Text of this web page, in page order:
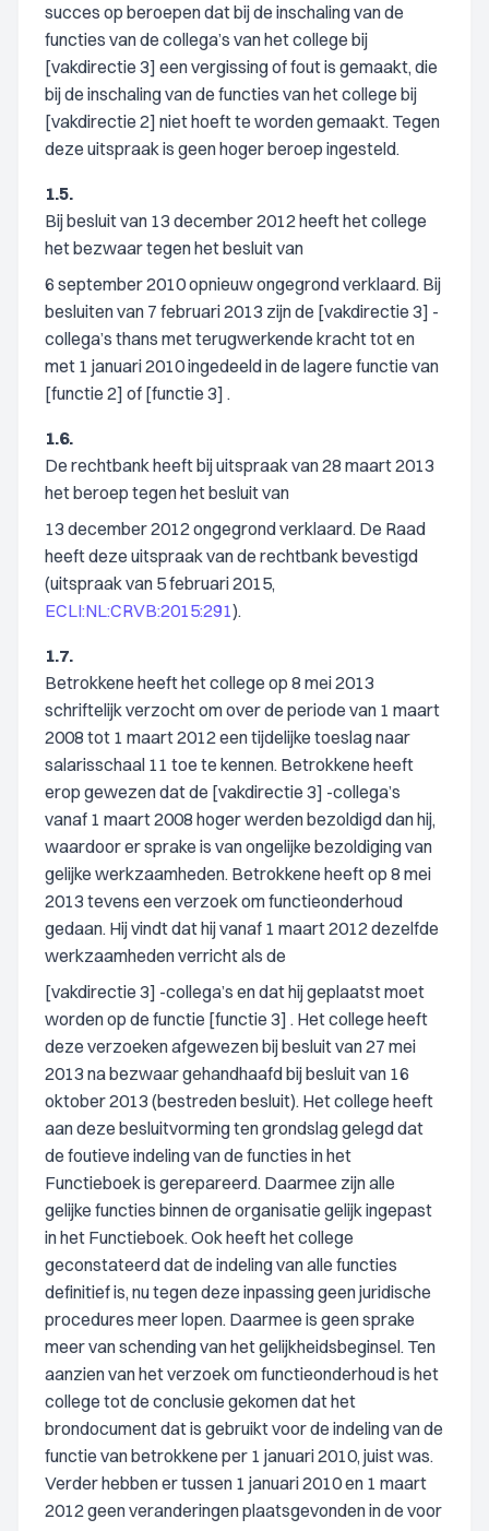
succes op beroepen dat bij de inschaling van de
functies van de collega’s van het college bij
[vakdirectie 3] een vergissing of fout is gemaakt, die
bij de inschaling van de functies van het college bij
[vakdirectie 2] niet hoeft te worden gemaakt. Tegen
deze uitspraak is geen hoger beroep ingesteld.
1.5.
Bij besluit van 13 december 2012 heeft het college
het bezwaar tegen het besluit van
6 september 2010 opnieuw ongegrond verklaard. Bij
besluiten van 7 februari 2013 zijn de [vakdirectie 3] -
collega’s thans met terugwerkende kracht tot en
met 1 januari 2010 ingedeeld in de lagere functie van
[functie 2] of [functie 3] .
1.6.
De rechtbank heeft bij uitspraak van 28 maart 2013
het beroep tegen het besluit van
13 december 2012 ongegrond verklaard. De Raad
heeft deze uitspraak van de rechtbank bevestigd
(uitspraak van 5 februari 2015,
ECLI:NL:CRVB:2015:291).
1.7.
Betrokkene heeft het college op 8 mei 2013
schriftelijk verzocht om over de periode van 1 maart
2008 tot 1 maart 2012 een tijdelijke toeslag naar
salarisschaal 11 toe te kennen. Betrokkene heeft
erop gewezen dat de [vakdirectie 3] -collega’s
vanaf 1 maart 2008 hoger werden bezoldigd dan hij,
waardoor er sprake is van ongelijke bezoldiging van
gelijke werkzaamheden. Betrokkene heeft op 8 mei
2013 tevens een verzoek om functieonderhoud
gedaan. Hij vindt dat hij vanaf 1 maart 2012 dezelfde
werkzaamheden verricht als de
[vakdirectie 3] -collega’s en dat hij geplaatst moet
worden op de functie [functie 3] . Het college heeft
deze verzoeken afgewezen bij besluit van 27 mei
2013 na bezwaar gehandhaafd bij besluit van 16
oktober 2013 (bestreden besluit). Het college heeft
aan deze besluitvorming ten grondslag gelegd dat
de foutieve indeling van de functies in het
Functieboek is gerepareerd. Daarmee zijn alle
gelijke functies binnen de organisatie gelijk ingepast
in het Functieboek. Ook heeft het college
geconstateerd dat de indeling van alle functies
definitief is, nu tegen deze inpassing geen juridische
procedures meer lopen. Daarmee is geen sprake
meer van schending van het gelijkheidsbeginsel. Ten
aanzien van het verzoek om functieonderhoud is het
college tot de conclusie gekomen dat het
brondocument dat is gebruikt voor de indeling van de
functie van betrokkene per 1 januari 2010, juist was.
Verder hebben er tussen 1 januari 2010 en 1 maart
2012 geen veranderingen plaatsgevonden in de voor